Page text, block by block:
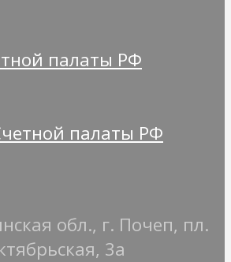
палаты РФ
палаты РФ
обл., г. Почеп, пл.
3а